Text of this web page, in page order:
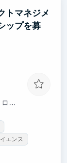
トマネジメ
ップを募
5分
エンス